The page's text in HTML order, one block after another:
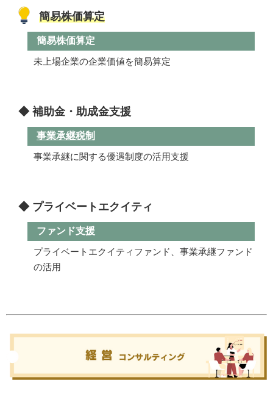
簡易株価算定
簡易株価算定
未上場企業の企業価値を簡易算定
◆ 補助金・助成金支援
事業承継税制
事業承継に関する優遇制度の活用支援
◆ プライベートエクイティ
ファンド支援
プライベートエクイティファンド、事業承継ファンド
の活用